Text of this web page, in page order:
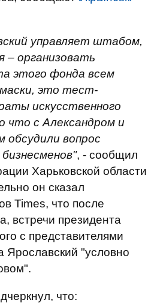
управляет штабом,
– организовать
этого фонда всем
это тест-
искусственного
что с Александром и
обсудили вопрос
бизнесменов", - сообщил
Харьковской области
он сказал
Times, что после
встречи президента
с представителями
Ярославский "условно
что: